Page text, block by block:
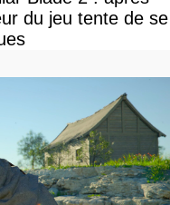
du jeu tente de se